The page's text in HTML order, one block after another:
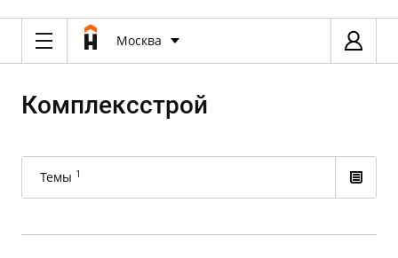
Москва
Комплексстрой
Темы 1